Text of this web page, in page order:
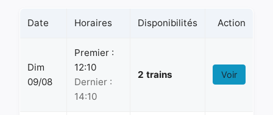
Date Horaires Disponibilités Action
Dim
09/08
Premier :
12:10
Dernier :
14:10
2 trains Voir